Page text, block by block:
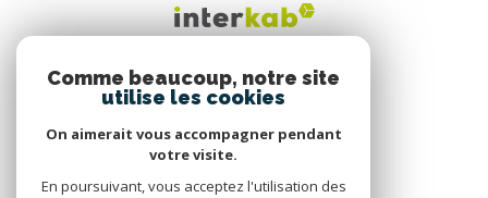
Nous suivre
Comme beaucoup, notre site
utilise les cookies
On aimerait vous accompagner pendant
votre visite.
En poursuivant, vous acceptez l'utilisation des